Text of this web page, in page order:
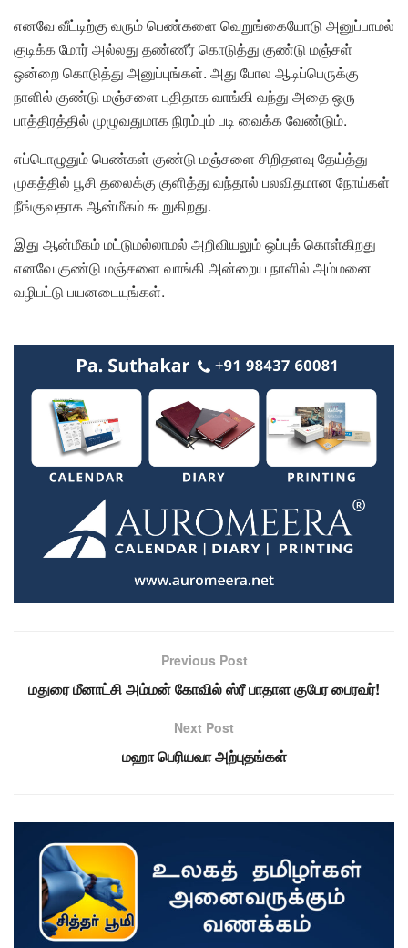
எனவே வீட்டிற்கு வரும் பெண்களை வெறுங்கையோடு அனுப்பாமல்
குடிக்க மோர் அல்லது தண்ணீர் கொடுத்து குண்டு மஞ்சள்
ஒன்றை கொடுத்து அனுப்புங்கள். அது போல ஆடிப்பெருக்கு
நாளில் குண்டு மஞ்சளை புதிதாக வாங்கி வந்து அதை ஒரு
பாத்திரத்தில் முழுவதுமாக நிரம்பும் படி வைக்க வேண்டும்.
எப்பொழுதும் பெண்கள் குண்டு மஞ்சளை சிறிதளவு தேய்த்து
முகத்தில் பூசி தலைக்கு குளித்து வந்தால் பலவிதமான நோய்கள்
நீங்குவதாக ஆன்மீகம் கூறுகிறது.
இது ஆன்மீகம் மட்டுமல்லாமல் அறிவியலும் ஒப்புக் கொள்கிறது
எனவே குண்டு மஞ்சளை வாங்கி அன்றைய நாளில் அம்மனை
வழிபட்டு பயனடையுங்கள்.
Previous Post
மதுரை மீனாட்சி அம்மன் கோவில் ஸ்ரீ பாதாள குபேர பைரவர்!
Next Post
மஹா பெரியவா அற்புதங்கள்